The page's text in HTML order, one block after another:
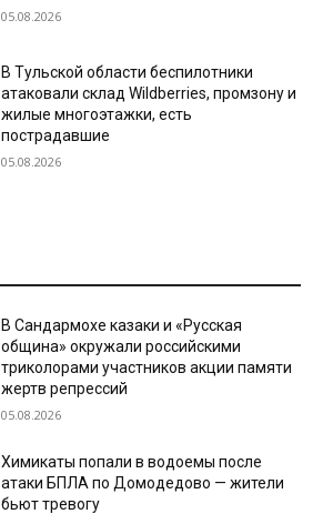
05.08.2026
В Тульской области беспилотники
атаковали склад Wildberries, промзону и
жилые многоэтажки, есть
пострадавшие
05.08.2026
В Сандармохе казаки и «Русская
община» окружали российскими
триколорами участников акции памяти
жертв репрессий
05.08.2026
Химикаты попали в водоемы после
атаки БПЛА по Домодедово — жители
бьют тревогу